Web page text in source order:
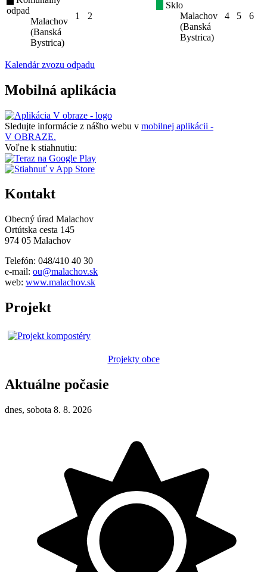
odpad
Malachov
(Banská
Bystrica)
1 2
Sklo
Malachov
(Banská
Bystrica)
4 5 6
Kalendár zvozu odpadu
Mobilná aplikácia
Sledujte informácie z nášho webu v mobilnej aplikácii -
V OBRAZE.
Voľne k stiahnutiu:
Kontakt
Obecný úrad Malachov
Ortútska cesta 145
974 05 Malachov
Telefón: 048/410 40 30
e-mail: ou@malachov.sk
web: www.malachov.sk
Projekt
Projekty obce
Aktuálne počasie
dnes, sobota 8. 8. 2026